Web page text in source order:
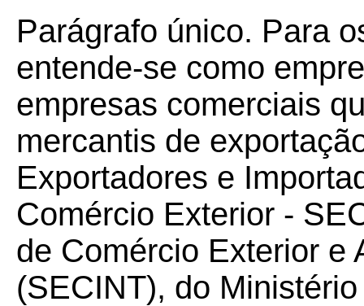
Parágrafo único. Para
entende-se como
empresas comerciais
mercantis de
Exportadores e
Comércio Exterior -
de Comércio Exterior e
(SECINT), do